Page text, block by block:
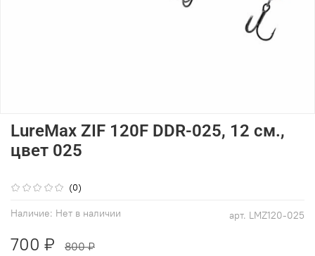
(0)
арт. LMZ120-025
Наличие: Нет в наличии
LureMax ZIF 120F DDR-025, 12 см.,
цвет 025
700 ₽ 800 ₽